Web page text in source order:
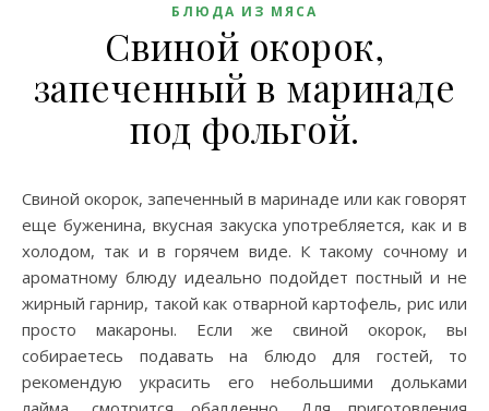
БЛЮДА ИЗ МЯСА
Свиной окорок,
запеченный в маринаде
под фольгой.
Свиной окорок, запеченный в маринаде или как говорят
еще буженина, вкусная закуска употребляется, как и в
холодом, так и в горячем виде. К такому сочному и
ароматному блюду идеально подойдет постный и не
жирный гарнир, такой как отварной картофель, рис или
просто макароны. Если же свиной окорок, вы
собираетесь подавать на блюдо для гостей, то
рекомендую украсить его небольшими дольками